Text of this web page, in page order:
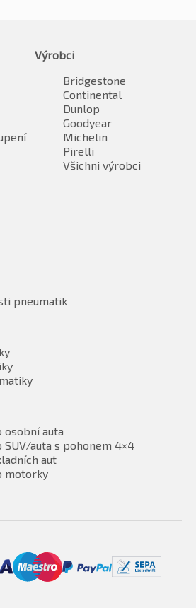
Výrobci
Bridgestone
Continental
Dunlop
Goodyear
Michelin
Pirelli
Všichni výrobci
pneumatik
osobní auta
SUV/auta s pohonem 4×4
aut
motorky